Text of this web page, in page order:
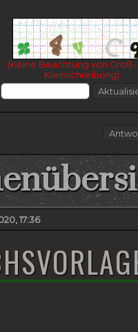
(Keine Beachtung von Groß-
Kleinschreibung)
17:36